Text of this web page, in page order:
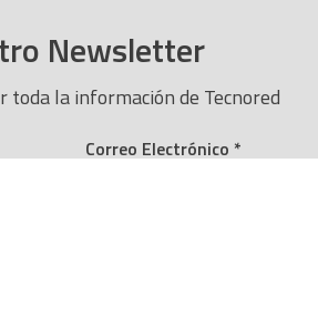
Newsletter
la información de Tecnored
Correo Electrónico *